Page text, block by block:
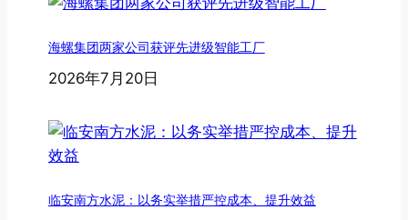
海螺集团两家公司获评先进级智能工厂
2026年7月20日
临安南方水泥：以务实举措严控成本、提升效益